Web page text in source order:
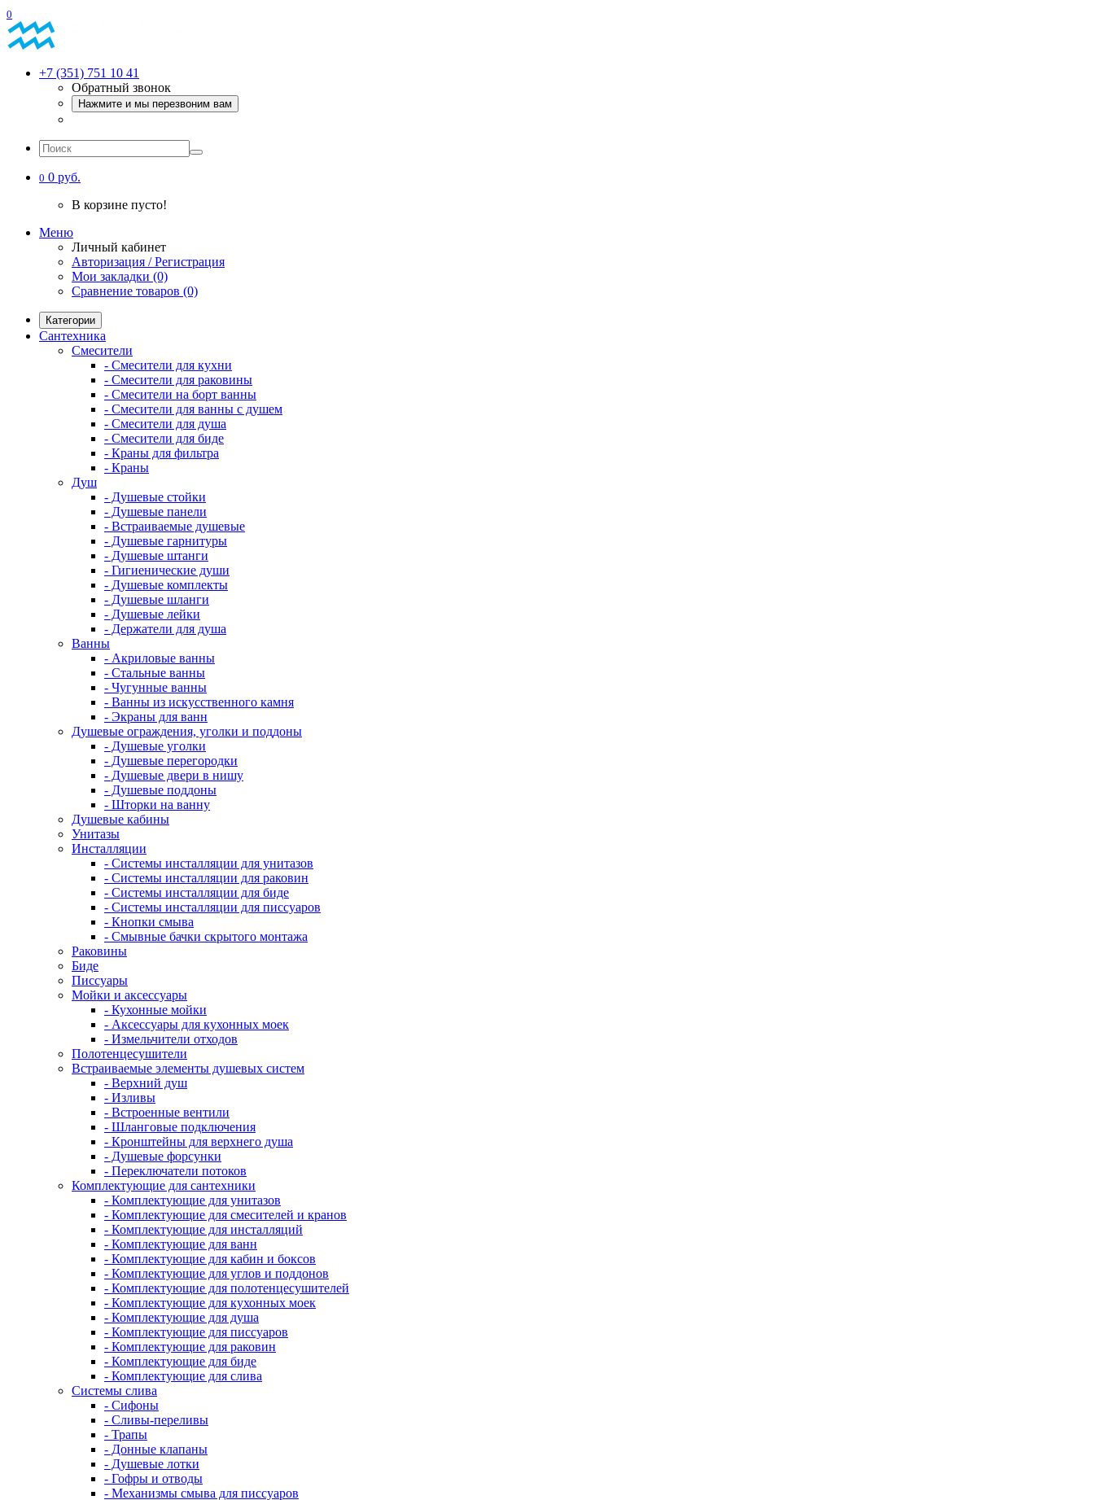
0
+7 (351) 751 10 41
Обратный звонок
Нажмите и мы перезвоним вам
0 0 руб.
В корзине пусто!
Меню
Личный кабинет
Авторизация / Регистрация
Мои закладки (0)
Сравнение товаров (0)
Категории
Сантехника
Смесители
- Смесители для кухни
- Смесители для раковины
- Смесители на борт ванны
- Смесители для ванны с душем
- Смесители для душа
- Смесители для биде
- Краны для фильтра
- Краны
Душ
- Душевые стойки
- Душевые панели
- Встраиваемые душевые
- Душевые гарнитуры
- Душевые штанги
- Гигиенические души
- Душевые комплекты
- Душевые шланги
- Душевые лейки
- Держатели для душа
Ванны
- Акриловые ванны
- Стальные ванны
- Чугунные ванны
- Ванны из искусственного камня
- Экраны для ванн
Душевые ограждения, уголки и поддоны
- Душевые уголки
- Душевые перегородки
- Душевые двери в нишу
- Душевые поддоны
- Шторки на ванну
Душевые кабины
Унитазы
Инсталляции
- Системы инсталляции для унитазов
- Системы инсталляции для раковин
- Системы инсталляции для биде
- Системы инсталляции для писсуаров
- Кнопки смыва
- Смывные бачки скрытого монтажа
Раковины
Биде
Писсуары
Мойки и аксессуары
- Кухонные мойки
- Аксессуары для кухонных моек
- Измельчители отходов
Полотенцесушители
Встраиваемые элементы душевых систем
- Верхний душ
- Изливы
- Встроенные вентили
- Шланговые подключения
- Кронштейны для верхнего душа
- Душевые форсунки
- Переключатели потоков
Комплектующие для сантехники
- Комплектующие для унитазов
- Комплектующие для смесителей и кранов
- Комплектующие для инсталляций
- Комплектующие для ванн
- Комплектующие для кабин и боксов
- Комплектующие для углов и поддонов
- Комплектующие для полотенцесушителей
- Комплектующие для кухонных моек
- Комплектующие для душа
- Комплектующие для писсуаров
- Комплектующие для раковин
- Комплектующие для биде
- Комплектующие для слива
Системы слива
- Сифоны
- Сливы-переливы
- Трапы
- Донные клапаны
- Душевые лотки
- Гофры и отводы
- Механизмы смыва для писсуаров